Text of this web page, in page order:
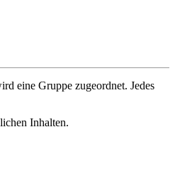
eine Gruppe zugeordnet. Jedes
Inhalten.